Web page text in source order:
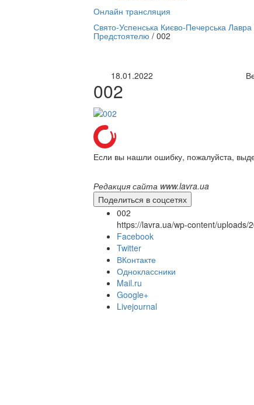
Онлайн трансляция
12 сентября
Свято-Успенська Києво-Печерська
Предстоятелю / 002
18.01.2022
002
Если вы нашли ошибку, пожалуйста,
Редакция сайта www.lavra.ua
Поделиться в соцсетях
002
https://lavra.ua/wp-content/uploads/
Facebook
Twitter
ВКонтакте
Одноклассники
Mail.ru
Google+
Livejournal